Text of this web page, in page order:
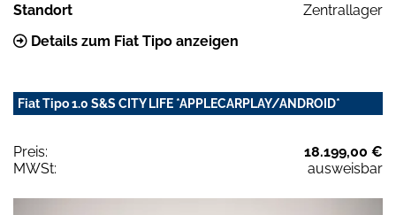
Standort
Zentrallager
Details zum Fiat Tipo anzeigen
Fiat Tipo 1.0 S&S CITY LIFE *APPLECARPLAY/ANDROID*
Preis:
18.199,00 €
MWSt:
ausweisbar